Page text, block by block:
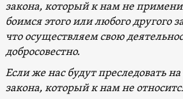
закона, который к нам не
боимся этого или любого другого
что осуществляем свою
добросовестно.
Если же нас будут преследовать
закона, который к нам не